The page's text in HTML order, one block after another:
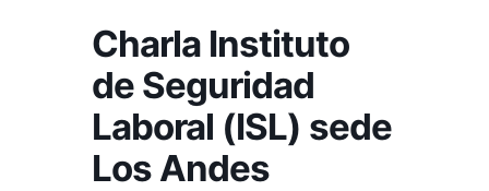
Charla Instituto
de Seguridad
Laboral (ISL) sede
Los Andes